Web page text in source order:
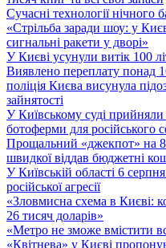
Сучасні технології нічного
«Стрільба заради шоу: у
сигнальні ракети у дворі»
У Києві усунули витік 100
Виявлено переплату понад
поліція Києва висунула
зайнятості
У Київському суді
ботоферми для російського
Прощальний «джекпот» на
швидкої віддав бюджетні
У Київській області 6
російської агресії
«Зловмисна схема в Києві:
26 тисяч доларів»
«Метро не зможе вмістити
«Квітнева» у Києві